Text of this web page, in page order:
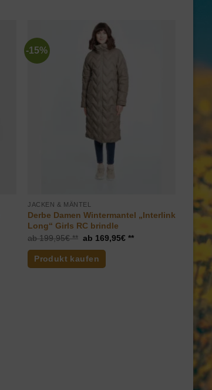
-15%
JACKEN & MÄNTEL
Derbe Damen Wintermantel „Interlink
Long“ Girls RC brindle
199,95€
Ursprünglicher
war:
199,95€
169,95€
Aktueller
Produkt kaufen